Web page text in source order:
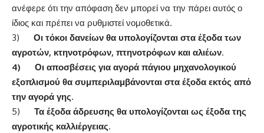
ανέφερε ότι την απόφαση δεν μπορεί να την πάρει αυτός ο
ίδιος και πρέπει να ρυθμιστεί νομοθετικά.
3) Οι τόκοι δανείων θα υπολογίζονται στα έξοδα των
αγροτών, κτηνοτρόφων, πτηνοτρόφων και αλιέων.
4)
Οι αποσβέσεις για αγορά πάγιου μηχανολογικού
εξοπλισμού θα συμπεριλαμβάνονται στα έξοδα εκτός από
την αγορά γης.
5) Τα έξοδα άδρευσης θα υπολογίζονται ως έξοδα της
αγροτικής καλλιέργειας.